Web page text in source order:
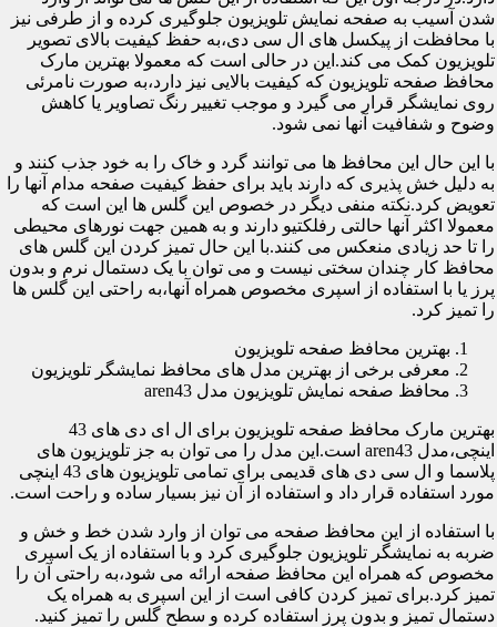
شدن آسیب به صفحه نمایش تلویزیون جلوگیری کرده و از طرفی نیز
با محافظت از پیکسل های ال سی دی،به حفظ کیفیت بالای تصویر
تلویزیون کمک می کند.این در حالی است که معمولا بهترین مارک
محافظ صفحه تلویزیون که کیفیت بالایی نیز دارد،به صورت نامرئی
روی نمایشگر قرار می گیرد و موجب تغییر رنگ تصاویر یا کاهش
وضوح و شفافیت آنها نمی شود.
با این حال این محافظ ها می توانند گرد و خاک را به خود جذب کنند و
به دلیل خش پذیری که دارند باید برای حفظ کیفیت صفحه مدام آنها را
تعویض کرد.نکته منفی دیگر در خصوص این گلس ها این است که
معمولا اکثر آنها حالتی رفلکتیو دارند و به همین جهت نورهای محیطی
را تا حد زیادی منعکس می کنند.با این حال تمیز کردن این گلس های
محافظ کار چندان سختی نیست و می توان با یک دستمال نرم و بدون
پرز یا با استفاده از اسپری مخصوص همراه آنها،به راحتی این گلس ها
را تمیز کرد.
بهترین محافظ صفحه تلویزیون
معرفی برخی از بهترین مدل های محافظ نمایشگر تلویزیون
محافظ صفحه نمایش تلویزیون مدل aren43
بهترین مارک محافظ صفحه تلویزیون برای ال ای دی های 43
اینچی،مدل aren43 است.این مدل را می توان به جز تلویزیون های
پلاسما و ال سی دی های قدیمی برای تمامی تلویزیون های 43 اینچی
مورد استفاده قرار داد و استفاده از آن نیز بسیار ساده و راحت است.
با استفاده از این محافظ صفحه می توان از وارد شدن خط و خش و
ضربه به نمایشگر تلویزیون جلوگیری کرد و با استفاده از یک اسپری
مخصوص که همراه این محافظ صفحه ارائه می شود،به راحتی آن را
تمیز کرد.برای تمیز کردن کافی است از این اسپری به همراه یک
دستمال تمیز و بدون پرز استفاده کرده و سطح گلس را تمیز کنید.